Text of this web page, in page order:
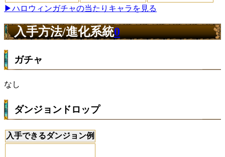
▶ハロウィンガチャの当たりキャラを見る
入手方法/進化系統0
ガチャ
なし
ダンジョンドロップ
入手できるダンジョン例